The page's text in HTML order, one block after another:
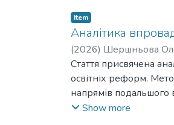
Item
Аналітика
(2026) Шершньова
Стаття присвячена
освітніх реформ.
напрямів подальшого
порівняльний і
Show more